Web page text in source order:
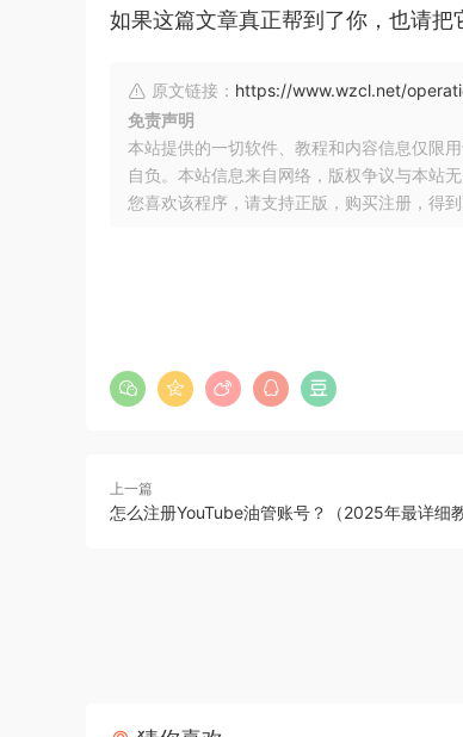
如果这篇文章真正帮到了你，也请把
原文链接： https://www.wzcl.net/
免责声明
本站提供的一切软件、教程和内容信息仅限
自负。本站信息来自网络，版权争议与本站
您喜欢该程序，请支持正版，购买注册，得
上一篇
怎么注册YouTube油管账号？（2025年最详细教